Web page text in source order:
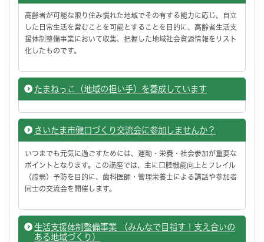
高齢者が可能な限り住み慣れた地域でその有する能力に応じ、自立
した日常生活を営むことを可能とすることを目的に、高齢者生活支
援体制整備事業において収集、把握した地域社会資源情報をリスト
化したものです。
たまねっこ（地域の担い手）を養成しています
さいたま市健口づくり交流会に参加しませんか？
いつまでも元気に過ごすためには、運動・栄養・社会参加が重要な
ポイントとなります。この講座では、主に口腔機能向上とフレイル
（虚弱）予防を目的に、歯科医師・管理栄養士による講話や参加者
同士の交流会を開催します。
生活支援体制整備事業 （みんなで目指す！支え合いの
ある地域づくり）